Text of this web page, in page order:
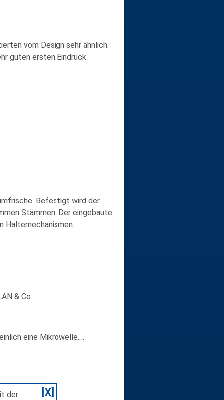
der [X]
vom Design sehr ähnlich.
guten ersten Eindruck.
Befestigt wird der
Stämmen. Der eingebaute
Haltemechanismen.
& Co.…
eine Mikrowelle.…